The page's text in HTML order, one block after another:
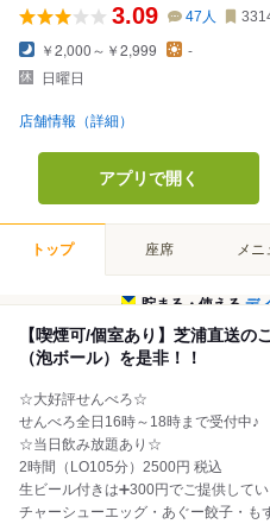
3.09 47 人
￥2,000～￥2,999
-
日曜日
店舗情報（詳細）
アプリで開く
トップ 座席 メニ
貯まる・使えるデ
【喫煙可/個室あり】芝浦直送
（泡ボール）を是非！！
☆大好評せんべろ☆
せんべろ全日16時～18時まで受付中♪
☆当日飲み放題あり☆
2時間（LO105分）2500円 税込
生ビール付きは➕300円でご提供して
チャーシューエッグ・あぐー餃子・